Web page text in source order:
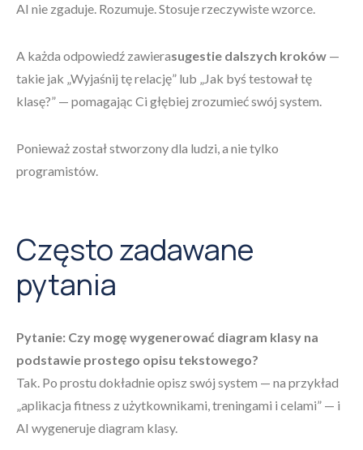
AI nie zgaduje. Rozumuje. Stosuje rzeczywiste wzorce.
A każda odpowiedź zawierasugestie dalszych kroków —
takie jak „Wyjaśnij tę relację” lub „Jak byś testował tę
klasę?” — pomagając Ci głębiej zrozumieć swój system.
Ponieważ został stworzony dla ludzi, a nie tylko
programistów.
Często zadawane
pytania
Pytanie: Czy mogę wygenerować diagram klasy na
podstawie prostego opisu tekstowego?
Tak. Po prostu dokładnie opisz swój system — na przykład
„aplikacja fitness z użytkownikami, treningami i celami” — i
AI wygeneruje diagram klasy.